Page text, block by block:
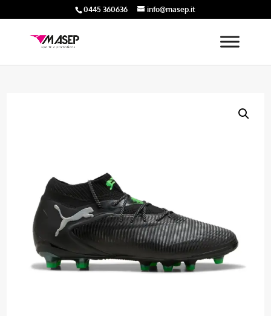
0445 360636 info@masep.it